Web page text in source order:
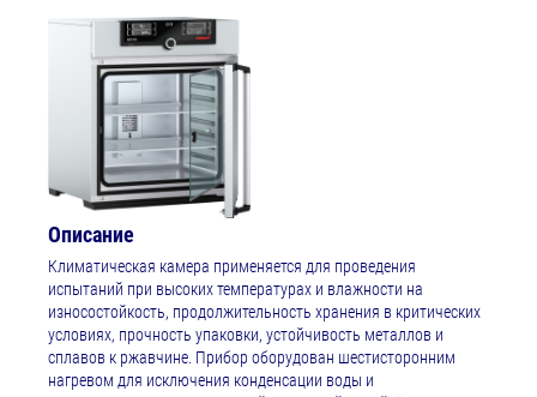
Описание
Климатическая камера применяется для проведения
испытаний при высоких температурах и влажности на
износостойкость, продолжительность хранения в критических
условиях, прочность упаковки, устойчивость металлов и
сплавов к ржавчине. Прибор оборудован шестисторонним
нагревом для исключения конденсации воды и